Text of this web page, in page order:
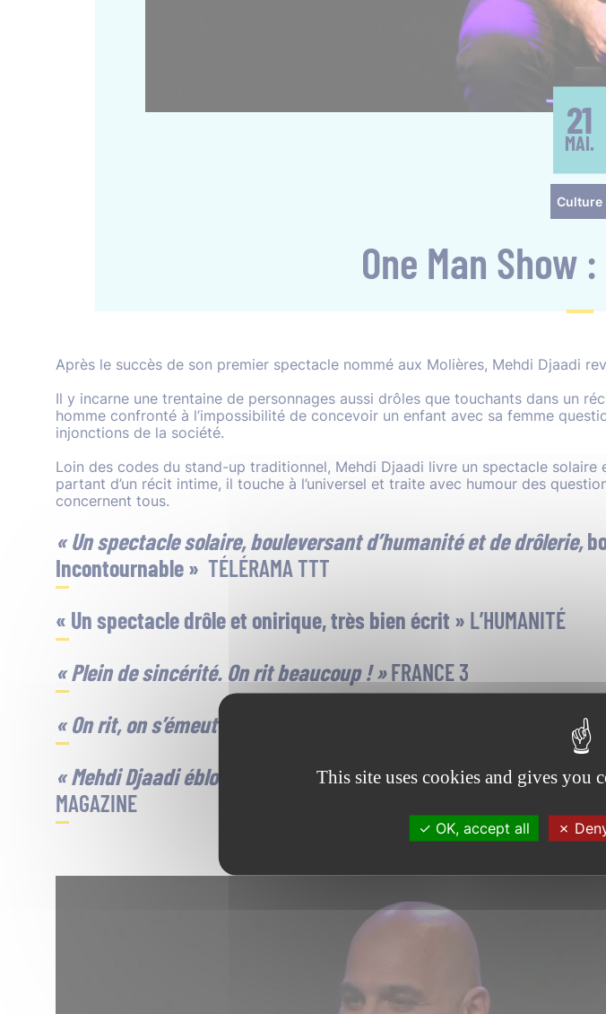
21
MAI.
Culture
One Man Show
Après le succès de son premier spectacle nommé aux Molières, Mehdi Djaadi
Il y incarne une trentaine de personnages aussi drôles que touchants dans un
homme confronté à l’impossibilité de concevoir un enfant avec sa femme
injonctions de la société.
Loin des codes du stand-up traditionnel, Mehdi Djaadi livre un spectacle solaire
partant d’un récit intime, il touche à l’universel et traite avec humour des
concernent tous.
« Un spectacle solaire, bouleversant d’humanité et de drôlerie,
Incontournable » TÉLÉRAMA TTT
« Un spectacle drôle et onirique, très bien écrit » L’HUMANITÉ
« Plein de sincérité. On rit beaucoup ! »FRANCE 3
« On rit, on s’émeut et on s’interroge »
« Mehdi Djaadi éblouit par sa virtuosité et le cœur qu’il met à
MAGAZINE
This site uses cookies and gives
OK, accept all